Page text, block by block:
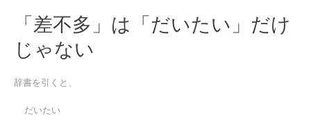
「差不多」は「だいたい」だけ
じゃない
辞書を引くと、
だいたい